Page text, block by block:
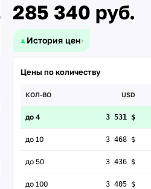
285 340 руб.
▲ История цен›
Цены по количеству
КОЛ-ВО USD
до 4 3 531 $
до 10 3 468 $
до 50 3 436 $
до 100 3 405 $